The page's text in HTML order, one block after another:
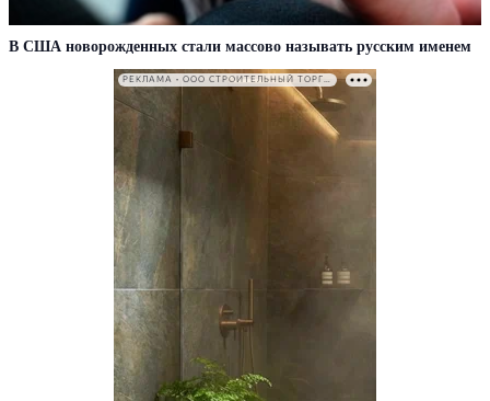
В США новорожденных стали массово называть русским именем
РЕКЛАМА • ООО СТРОИТЕЛЬНЫЙ ТОРГОВЫЙ ДОМ «ПЕТРОВИЧ». ИНН: 7802348846